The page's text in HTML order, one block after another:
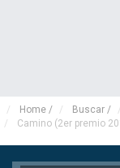
Home / Buscar /
Camino (2er premio